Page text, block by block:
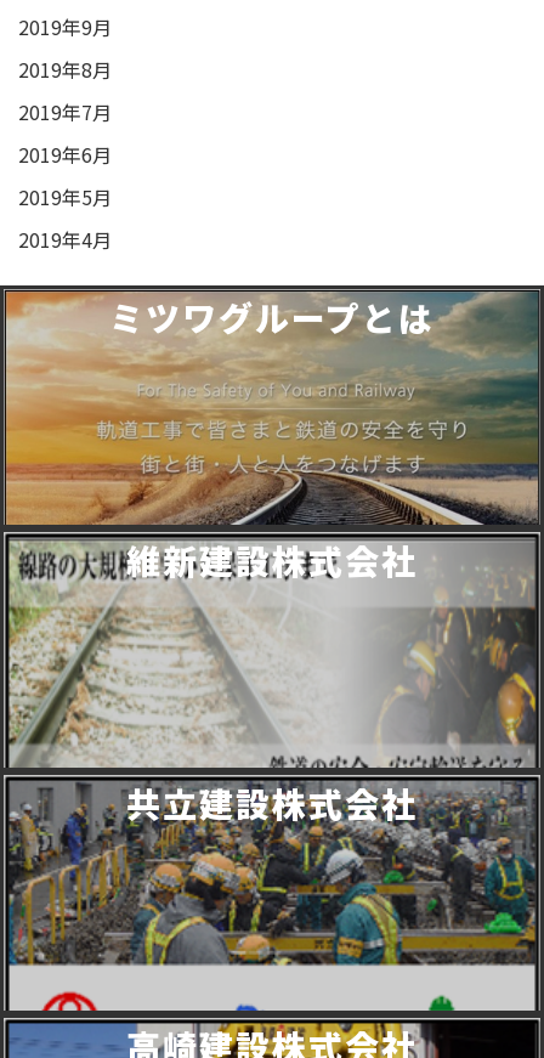
2019年9月
2019年8月
2019年7月
2019年6月
2019年5月
2019年4月
ミツワグループとは
維新建設株式会社
共立建設株式会社
高崎建設株式会社